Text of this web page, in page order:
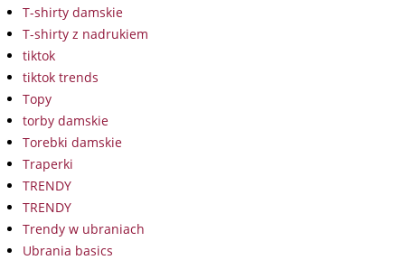
T-shirty damskie
T-shirty z nadrukiem
tiktok
tiktok trends
Topy
torby damskie
Torebki damskie
Traperki
TRENDY
TRENDY
Trendy w ubraniach
Ubrania basics